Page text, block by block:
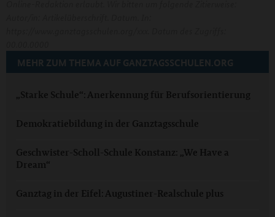
MEHR ZUM THEMA AUF GANZTAGSSCHULEN.ORG
„Starke Schule“: Anerkennung für Berufsorientierung
Demokratiebildung in der Ganztagsschule
Geschwister-Scholl-Schule Konstanz: „We Have a
Dream“
Ganztag in der Eifel: Augustiner-Realschule plus